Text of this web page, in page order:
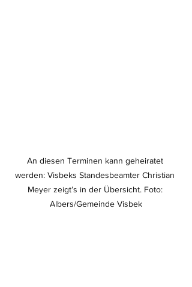
An diesen Terminen kann geheiratet
werden: Visbeks Standesbeamter Christian
Meyer zeigt’s in der Übersicht. Foto:
Albers/Gemeinde Visbek